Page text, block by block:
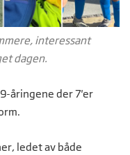
interessant
dagen.
åringene der 7'er
ledet av både